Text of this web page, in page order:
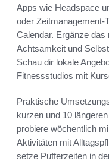
Apps wie Headspace
oder Zeitmanagement-
Calendar. Ergänze
Achtsamkeit und
Schau dir lokale
Fitnessstudios mit
Praktische
kurzen und 10
probiere wöchentlich
Aktivitäten mit
setze Pufferzeiten in